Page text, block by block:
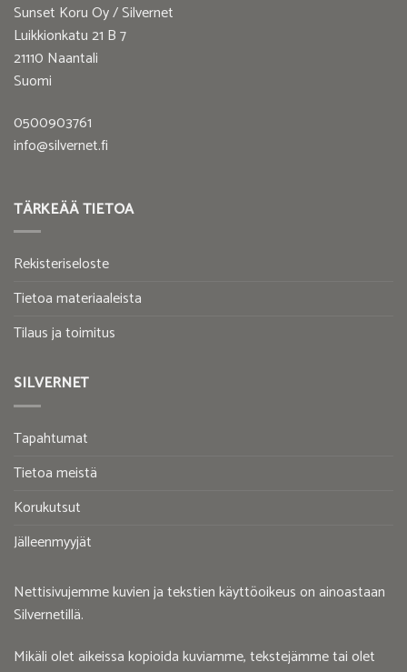
Sunset Koru Oy / Silvernet
Luikkionkatu 21 B 7
21110 Naantali
Suomi
0500903761
info@silvernet.fi
TÄRKEÄÄ TIETOA
Rekisteriseloste
Tietoa materiaaleista
Tilaus ja toimitus
SILVERNET
Tapahtumat
Tietoa meistä
Korukutsut
Jälleenmyyjät
Nettisivujemme kuvien ja tekstien käyttöoikeus on ainoastaan
Silvernetillä.
Mikäli olet aikeissa kopioida kuviamme, tekstejämme tai olet